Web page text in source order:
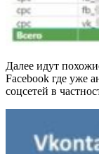
Далее идут
Facebook где уже
соцсетей в